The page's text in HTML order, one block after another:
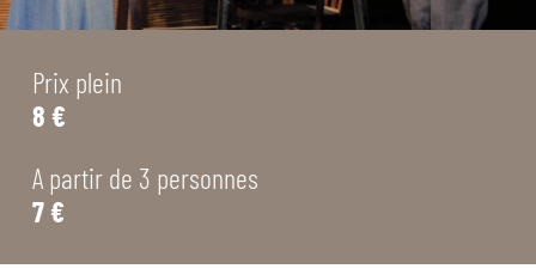
Prix plein
8 €
A partir de 3 personnes
7 €